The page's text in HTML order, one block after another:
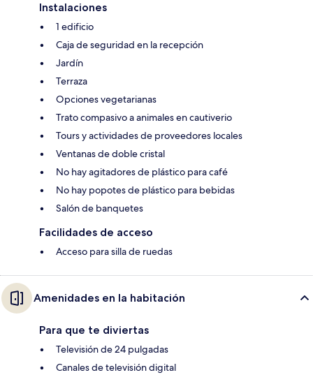
Instalaciones
1 edificio
Caja de seguridad en la recepción
Jardín
Terraza
Opciones vegetarianas
Trato compasivo a animales en cautiverio
Tours y actividades de proveedores locales
Ventanas de doble cristal
No hay agitadores de plástico para café
No hay popotes de plástico para bebidas
Salón de banquetes
Facilidades de acceso
Acceso para silla de ruedas
Amenidades en la habitación
Para que te diviertas
Televisión de 24 pulgadas
Canales de televisión digital